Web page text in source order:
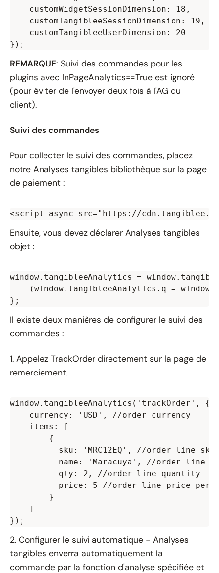
    customWidgetSessionDimension: 18,
    customTangibleeSessionDimension: 19,
    customTangibleeUserDimension: 20
REMARQUE: Suivi des commandes pour les
plugins avec InPageAnalytics==True est ignoré
(pour éviter de l'envoyer deux fois à l'AG du
client).
Suivi des commandes
Pour collecter le suivi des commandes, placez
notre Analyses tangibles bibliothèque sur la page
de paiement :
<script async src="https://
Ensuite, vous devez déclarer Analyses tangibles
objet :
window.tangibleeAnalytics =
(window.tangibleeAnalytics.q =
Il existe deux manières de configurer le suivi des
commandes :
1. Appelez TrackOrder directement sur la page de
remerciement.
window.tangibleeAnalytics('trackOrder', {
    currency: 'USD', //order currency
    items: [
        {
          sku: 'MRC12EQ', //order line sku
name: 'Maracuya', //order line
          qty: 2, //order line quantity
price: 5 //order line price per
        }
    ]
2. Configurer le suivi automatique - Analyses
tangibles enverra automatiquement la
commande par la fonction d'analyse spécifiée et